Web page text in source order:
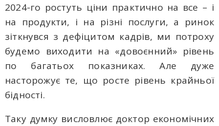
2024-го ростуть ціни практично на все – і
на продукти, і на різні послуги, а ринок
зіткнувся з дефіцитом кадрів, ми потроху
будемо виходити на «довоєнний» рівень
по багатьох показниках. Але дуже
насторожує те, що росте рівень крайньої
бідності.
Таку думку висловлює доктор економічних